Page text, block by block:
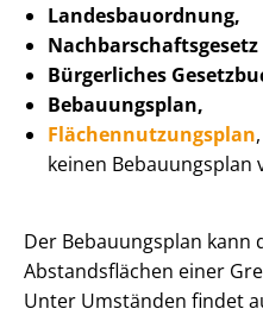
Lan­des­bau­ord­nung,
Nach­bar­schafts­ge­setz
Bürgerliches
Bebauungsplan,
Flä­chen­nut­zungs­plan
keinen Bebauungsplan
Der Bebauungsplan kann
Abstandsflächen einer
Unter Umständen findet